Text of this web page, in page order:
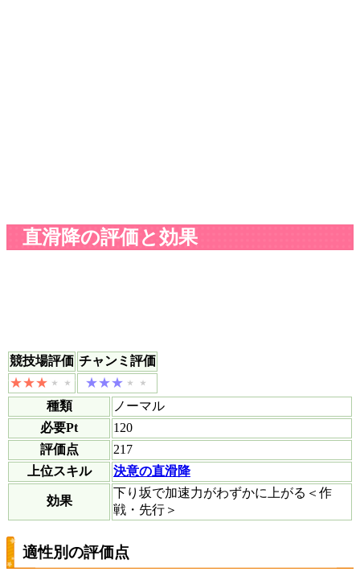
直滑降の評価と効果
競技場評価 チャンミ評価
種類
ノーマル
必要Pt
120
評価点
217
上位スキル
決意の直滑降
効果
下り坂で加速力がわずかに上がる＜作
戦・先行＞
適性別の評価点